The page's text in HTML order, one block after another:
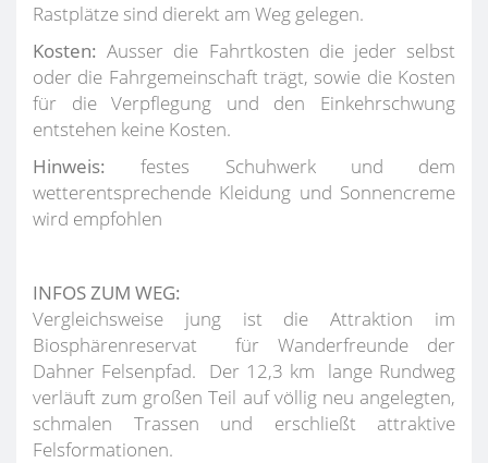
Rastplätze sind dierekt am Weg gelegen.
Kosten: Ausser die Fahrtkosten die jeder selbst
oder die Fahrgemeinschaft trägt, sowie die Kosten
für die Verpflegung und den Einkehrschwung
entstehen keine Kosten.
Hinweis:festes Schuhwerk und dem
wetterentsprechende Kleidung und Sonnencreme
wird empfohlen
INFOS ZUM WEG:
Vergleichsweise jung ist die Attraktion im
Biosphärenreservat für Wanderfreunde der
Dahner Felsenpfad. Der 12,3 km lange Rundweg
verläuft zum großen Teil auf völlig neu angelegten,
schmalen Trassen und erschließt attraktive
Felsformationen.